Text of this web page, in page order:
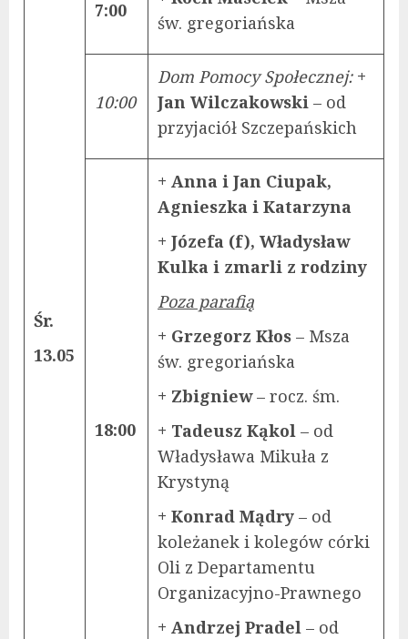
Śr.
13.05
7:00
św. gregoriańska
10:00
Dom Pomocy Społecznej:+
Jan Wilczakowski – od
przyjaciół Szczepańskich
18:00
+ Anna i Jan Ciupak,
Agnieszka i Katarzyna
+ Józefa (f), Władysław
Kulka i zmarli z rodziny
Poza parafią
+ Grzegorz Kłos – Msza
św. gregoriańska
+ Zbigniew– rocz. śm.
+ Tadeusz Kąkol – od
Władysława Mikuła z
Krystyną
+ Konrad Mądry – od
koleżanek i kolegów córki
Oli z Departamentu
Organizacyjno-Prawnego
+ Andrzej Pradel – od